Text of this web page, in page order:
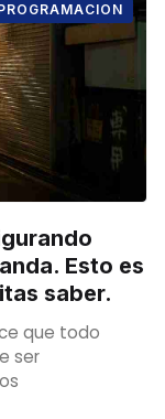
Esto es
saber.
que todo
ser